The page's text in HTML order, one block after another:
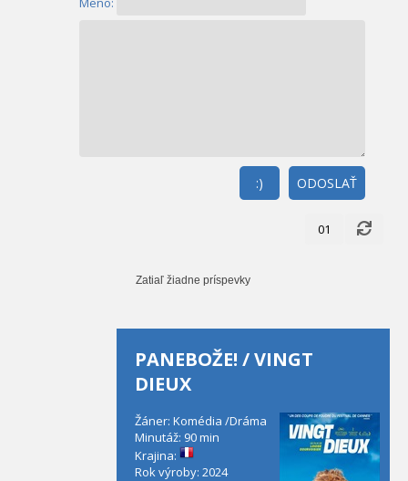
ODOSLAŤ
:)
01
Zatiaľ žiadne príspevky
PANEBOŽE! / VINGT
DIEUX
Žáner: Komédia /Dráma
Minutáž: 90 min
Krajina:
Rok výroby: 2024